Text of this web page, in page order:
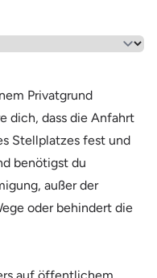
Privatgrund
dich, dass die Anfahrt
Stellplatzes fest und
benötigst du
außer der
oder behindert die
auf öffentlichem